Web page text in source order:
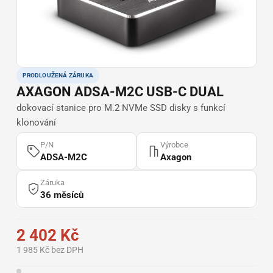
PRODLOUŽENÁ ZÁRUKA
AXAGON ADSA-M2C USB-C DUAL
dokovací stanice pro M.2 NVMe SSD disky s funkcí
klonování
P/N
ADSA-M2C
Výrobce
Axagon
Záruka
36 měsíců
2 402 Kč
1 985 Kč bez DPH